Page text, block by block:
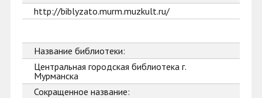
http://biblyzato.murm.muzkult.ru/
Название библиотеки:
Центральная городская библиотека г.
Мурманска
Сокращенное название: